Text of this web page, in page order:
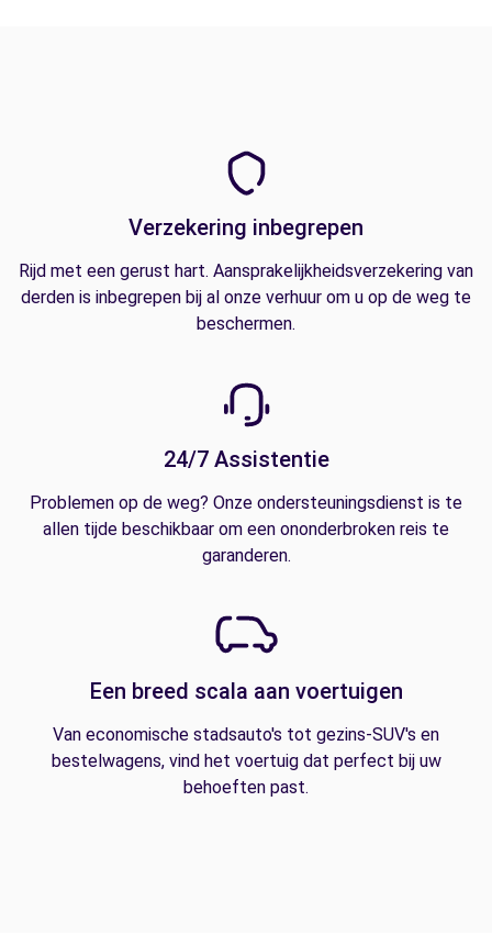
Verzekering inbegrepen
Rijd met een gerust hart. Aansprakelijkheidsverzekering van
derden is inbegrepen bij al onze verhuur om u op de weg te
beschermen.
24/7 Assistentie
Problemen op de weg? Onze ondersteuningsdienst is te
allen tijde beschikbaar om een ononderbroken reis te
garanderen.
Een breed scala aan voertuigen
Van economische stadsauto's tot gezins-SUV's en
bestelwagens, vind het voertuig dat perfect bij uw
behoeften past.